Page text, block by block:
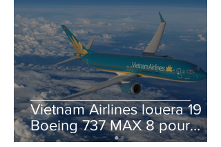
Vietnam Airlines louera 19
Boeing 737 MAX 8 pour
accélérer la modernisation